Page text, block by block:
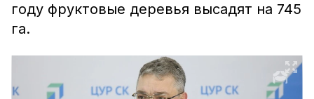
году фруктовые деревья высадят на 745
га.